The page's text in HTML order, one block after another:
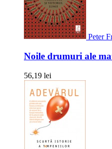
Peter
Noile drumuri ale
56,19 lei